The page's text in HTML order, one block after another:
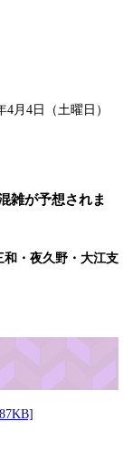
月4日（土曜日）
雑が予想されま
・夜久野・大江支